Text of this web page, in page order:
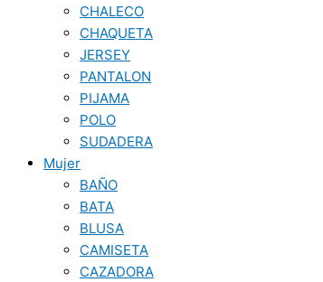
CHALECO
CHAQUETA
JERSEY
PANTALON
PIJAMA
POLO
SUDADERA
Mujer
BAÑO
BATA
BLUSA
CAMISETA
CAZADORA